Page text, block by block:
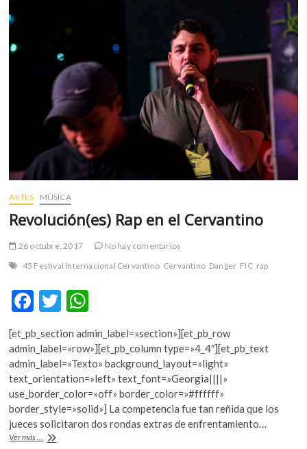
Sájarov
ARTES MÚSICA
Revolución(es) Rap en el Cervantino
26 octubre, 2017
No hay comentarios
45 Festival Internacional Cervantino Cervantino Danger FIC rap
F
e
b
o
o
k
T
w
itt
er
h
at
s
A
p
p
[et_pb_section admin_label=»section»][et_pb_row
admin_label=»row»][et_pb_column type=»4_4″][et_pb_text
admin_label=»Texto» background_layout=»light»
text_orientation=»left» text_font=»Georgia||||»
use_border_color=»off» border_color=»#ffffff»
border_style=»solid»] La competencia fue tan reñida que los
jueces solicitaron dos rondas extras de enfrentamiento…
Ver más ...
Revolución(es)